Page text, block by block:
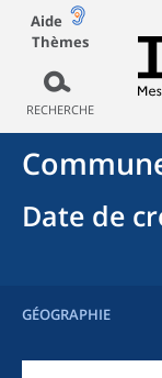
Aide
Thèmes
RECHERCHE
Date de
GÉOGRAPHIE